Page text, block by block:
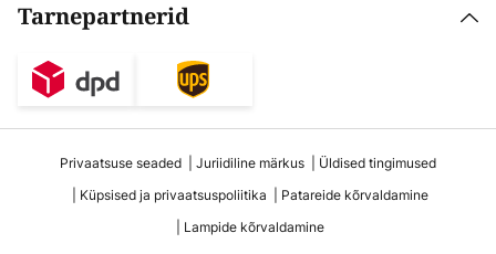
Tarnepartnerid
Privaatsuse seaded Juriidiline märkus
Üldised tingimused
Küpsised ja privaatsuspoliitika
Patareide kõrvaldamine
Lampide kõrvaldamine